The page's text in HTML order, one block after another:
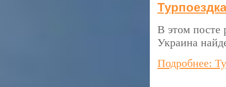
В этом посте
Украина
Подробнее: